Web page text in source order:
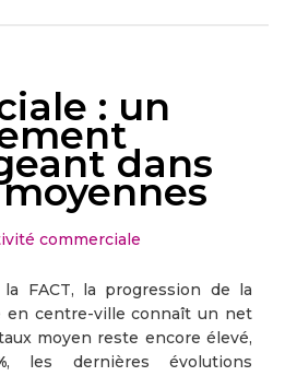
: un
dans
commerciale
FACT, la progression de la
en centre-ville connaît un net
moyen reste encore élevé,
, les dernières évolutions